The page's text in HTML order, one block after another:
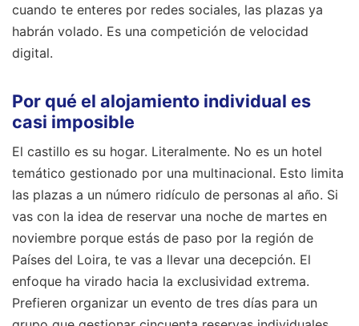
cuando te enteres por redes sociales, las plazas ya
habrán volado. Es una competición de velocidad
digital.
Por qué el alojamiento individual es
casi imposible
El castillo es su hogar. Literalmente. No es un hotel
temático gestionado por una multinacional. Esto limita
las plazas a un número ridículo de personas al año. Si
vas con la idea de reservar una noche de martes en
noviembre porque estás de paso por la región de
Países del Loira, te vas a llevar una decepción. El
enfoque ha virado hacia la exclusividad extrema.
Prefieren organizar un evento de tres días para un